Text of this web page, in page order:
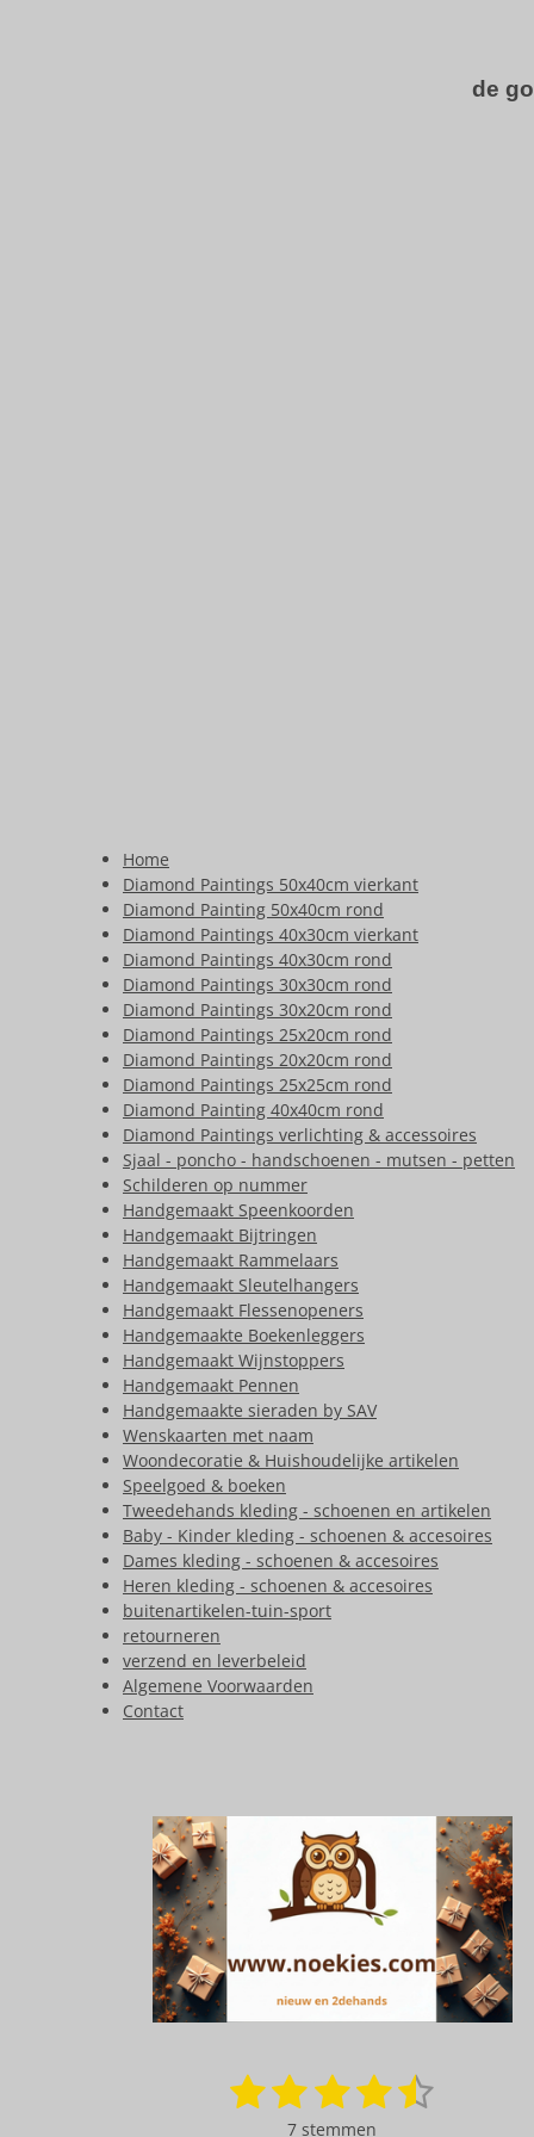
de
Home
Diamond Paintings 50x40cm vierkant
Diamond Painting 50x40cm rond
Diamond Paintings 40x30cm vierkant
Diamond Paintings 40x30cm rond
Diamond Paintings 30x30cm rond
Diamond Paintings 30x20cm rond
Diamond Paintings 25x20cm rond
Diamond Paintings 20x20cm rond
Diamond Paintings 25x25cm rond
Diamond Painting 40x40cm rond
Diamond Paintings verlichting & accessoires
Sjaal - poncho - handschoenen - mutsen - petten
Schilderen op nummer
Handgemaakt Speenkoorden
Handgemaakt Bijtringen
Handgemaakt Rammelaars
Handgemaakt Sleutelhangers
Handgemaakt Flessenopeners
Handgemaakte Boekenleggers
Handgemaakt Wijnstoppers
Handgemaakt Pennen
Handgemaakte sieraden by SAV
Wenskaarten met naam
Woondecoratie & Huishoudelijke artikelen
Speelgoed & boeken
Tweedehands kleding - schoenen en artikelen
Baby - Kinder kleding - schoenen & accesoires
Dames kleding - schoenen & accesoires
Heren kleding - schoenen & accesoires
buitenartikelen-tuin-sport
retourneren
verzend en leverbeleid
Algemene Voorwaarden
Contact
1 2 3 4 5
7 stemmen